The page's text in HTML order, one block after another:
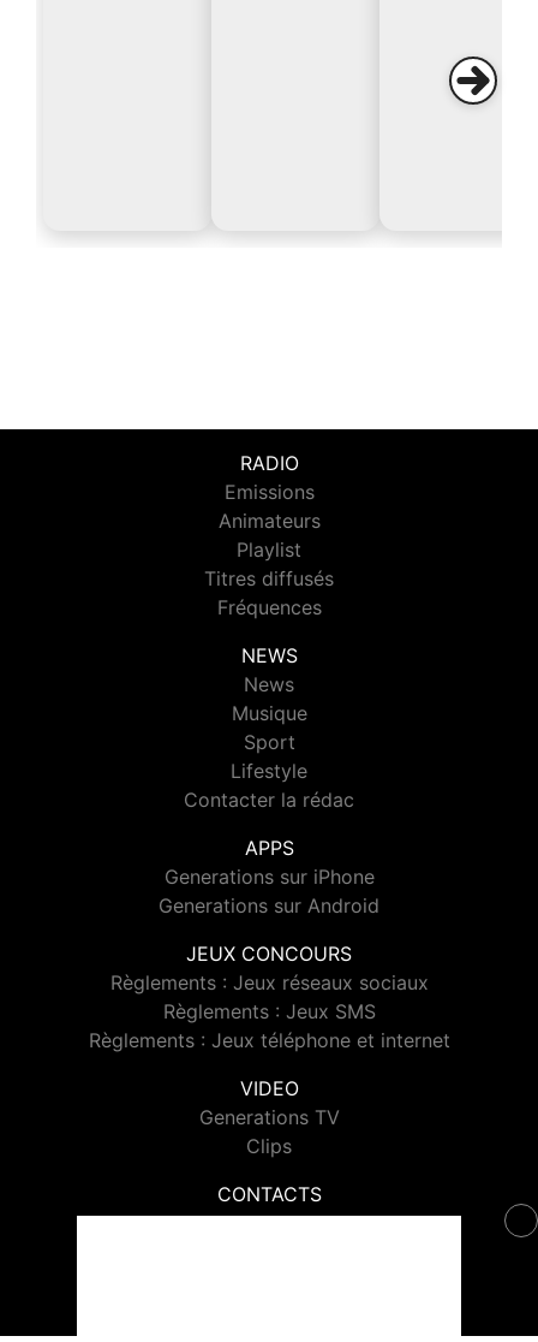
RADIO
Emissions
Animateurs
Playlist
Titres diffusés
Fréquences
NEWS
News
Musique
Sport
Lifestyle
Contacter la rédac
APPS
Generations sur iPhone
Generations sur Android
JEUX CONCOURS
Règlements : Jeux réseaux sociaux
Règlements : Jeux SMS
Règlements : Jeux téléphone et internet
VIDEO
Generations TV
Clips
CONTACTS
Contacter Generations